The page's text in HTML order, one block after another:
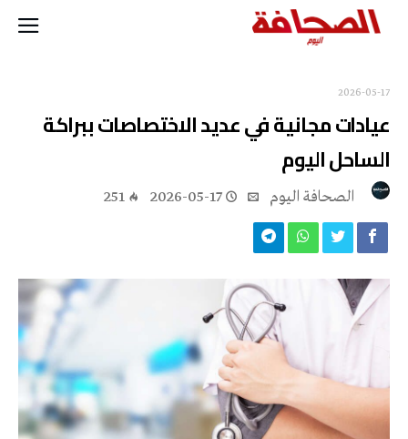
2026-05-17
عيادات مجانية في عديد الاختصاصات ببراكة
الساحل اليوم
2026-05-17
251